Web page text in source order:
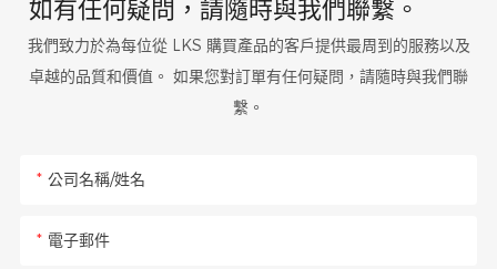
如有任何疑問，請隨時與我們聯繫。
我們致力於為每位從 LKS 購買產品的客戶提供最周到的服務以及
卓越的品質和價值。 如果您對訂單有任何疑問，請隨時與我們聯
繫。
公司名稱/姓名
電子郵件